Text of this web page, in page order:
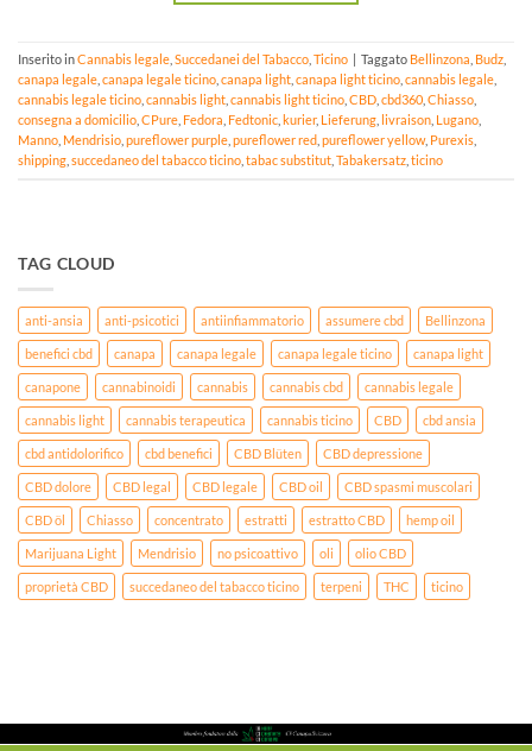
Inserito inCannabis legale Succedanei del Tabacco Ticino Taggato Bellinzona Budz
canapa legale canapa legale ticino canapa light canapa light ticino cannabis legale
cannabis legale ticino cannabis light cannabis light ticino CBD cbd360 Chiasso
consegna a domicilio CPure Fedora Fedtonic kurier, Lieferung livraison Lugano
Manno Mendrisio pureflower purple pureflower red pureflower yellow, Purexis
shipping succedaneo del tabacco ticino tabac substitut Tabakersatz ticino
TAG CLOUD
anti-ansia anti-psicotici antiinfiammatorio assumere cbd Bellinzona
benefici cbd canapa canapa legale canapa legale ticino canapa light
canapone cannabinoidi cannabis cannabis cbd cannabis legale
cannabis light cannabis terapeutica cannabis ticino CBD cbd ansia
cbd antidolorifico cbd benefici CBD Blüten CBD depressione
CBD dolore CBD legal CBD legale CBD oil CBD spasmi muscolari
CBD öl Chiasso concentrato estratti estratto CBD hemp oil
Marijuana Light Mendrisio no psicoattivo oli olio CBD
proprietà CBD succedaneo del tabacco ticino terpeni THC ticino